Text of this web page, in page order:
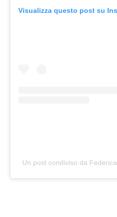
Visualizza questo post su
Un post condiviso da